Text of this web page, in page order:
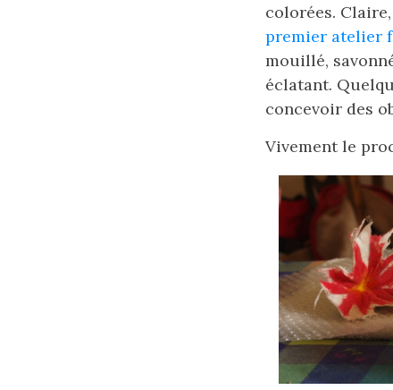
colorées.
premier atelier
mouillé,
éclatant.
concevoir des
Vivement le